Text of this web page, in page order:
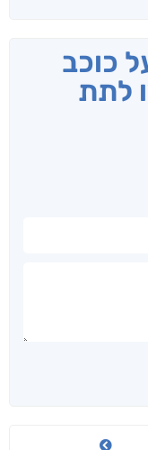
כוכב
לתת